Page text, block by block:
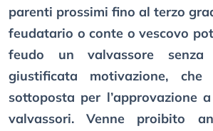
parenti prossimi fino al terzo
feudatario o conte o vescovo
feudo un valvassore
giustificata motivazione, che
sottoposta per l’approvazione
valvassori. Venne proibito